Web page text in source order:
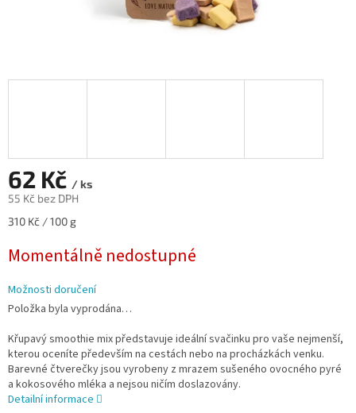
62 Kč / ks
55 Kč bez DPH
Měrná
310 Kč / 100 g
Momentálně nedostupné
Možnosti doručení
Položka byla vyprodána…
Křupavý smoothie mix představuje ideální svačinku pro vaše nejmenší,
kterou oceníte především na cestách nebo na procházkách venku.
Barevné čtverečky jsou vyrobeny z mrazem sušeného ovocného pyré
a kokosového mléka a nejsou ničím doslazovány.
Detailní informace